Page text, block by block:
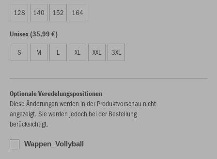
128 140 152 164
Unisex (35,99 €)
S M L XL XXL 3XL
Optionale Veredelungspositionen
Diese Änderungen werden in der Produktvorschau nicht
angezeigt. Sie werden jedoch bei der Bestellung
berücksichtigt.
Wappen_Vollyball